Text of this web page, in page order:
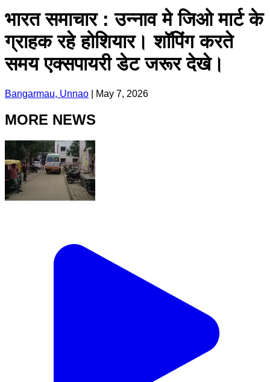
भारत समाचार : उन्नाव मे जिओ मार्ट के
ग्राहक रहे होशियार। शॉपिंग करते
समय एक्सपायरी डेट जरूर देखे।
Bangarmau, Unnao May 7, 2026
MORE NEWS